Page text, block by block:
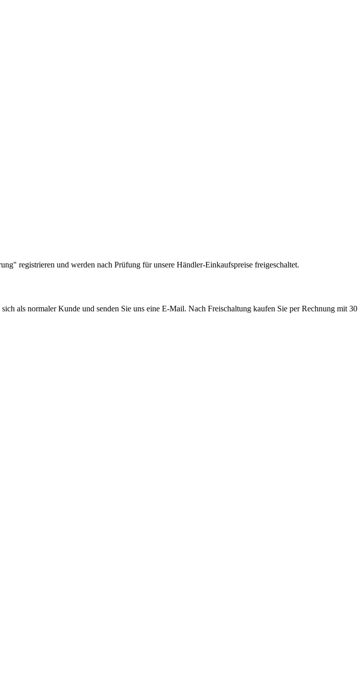
registrieren und werden nach Prüfung für unsere Händler-Einkaufspreise freigeschaltet.
als normaler Kunde und senden Sie uns eine E-Mail. Nach Freischaltung kaufen Sie per Rechnung mit 30